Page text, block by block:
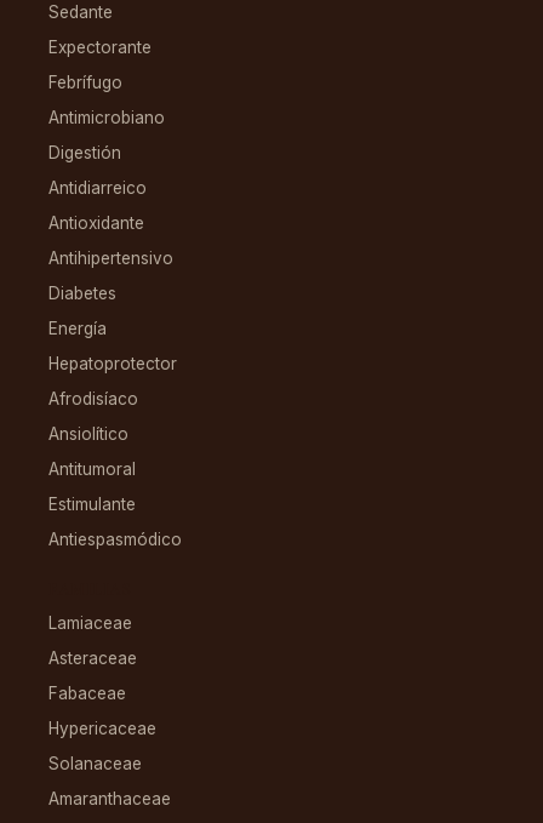
Sedante
Expectorante
Febrífugo
Antimicrobiano
Digestión
Antidiarreico
Antioxidante
Antihipertensivo
Diabetes
Energía
Hepatoprotector
Afrodisíaco
Ansiolítico
Antitumoral
Estimulante
Antiespasmódico
Lamiaceae
Asteraceae
Fabaceae
Hypericaceae
Solanaceae
Amaranthaceae